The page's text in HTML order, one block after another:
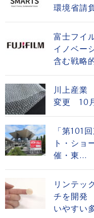
環境省請
富士フイ
イノベー
含む戦略
川上産業
変更 10
「第101
ト・シ
催・東...
リンテッ
チを開発
いやすい